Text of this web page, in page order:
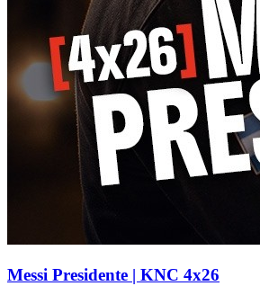
Messi Presidente | KNC 4x26